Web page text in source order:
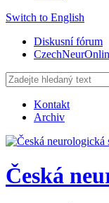
Switch to English
Diskusní fórum
Kontakt
Archiv
Česká